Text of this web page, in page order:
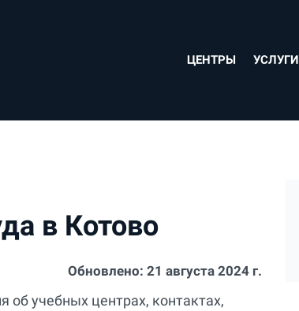
ЦЕНТРЫ УСЛУГИ
в Котово
Обновлено: 21 августа 2024 г.
об учебных центрах, контактах,